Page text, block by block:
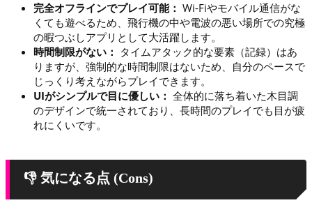
完全オフラインでプレイ可能： Wi-Fiやモバイル通信がな
くても遊べるため、飛行機の中や電波の悪い場所での究極
の暇つぶしアプリとして大活躍します。
時間制限がない： タイムアタック的な要素（記録）はあ
りますが、強制的な時間制限はないため、自分のペースで
じっくり考えながらプレイできます。
UIがシンプルで目に優しい： 全体的に落ち着いた木目調
のデザインで統一されており、長時間のプレイでも目が疲
れにくいです。
👎 気になる点 (Cons)